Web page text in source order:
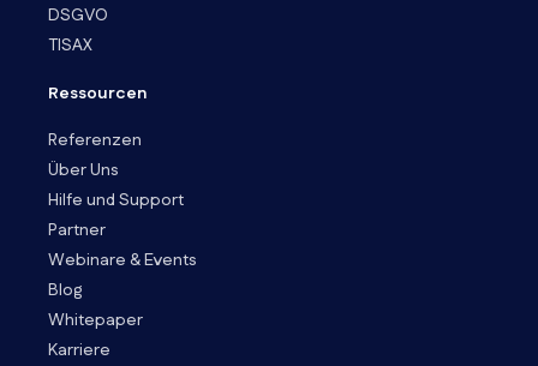
DSGVO
TISAX
Ressourcen
Referenzen
Über Uns
Hilfe und Support
Partner
Webinare & Events
Blog
Whitepaper
Karriere